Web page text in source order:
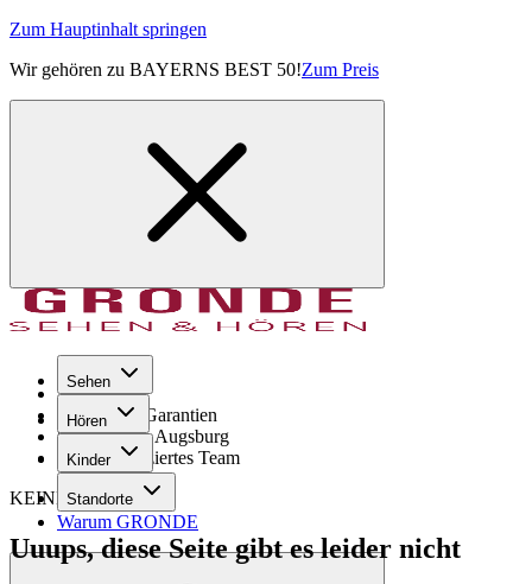
Zum Hauptinhalt springen
Wir gehören zu BAYERNS BEST 50!Zum Preis
Sehen
Hören
Kinder
Standorte
Warum GRONDE
Seit 1971
GRONDE Garantien
8× im Raum Augsburg
Hochqualifiziertes Team
KEINE SORGE!
Uuups, diese Seite gibt es leider nicht